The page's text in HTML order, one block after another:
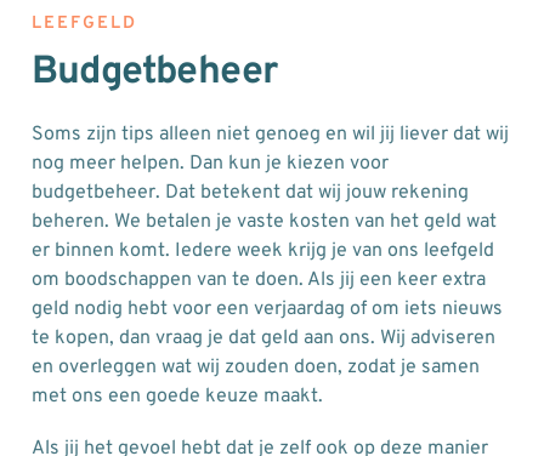
LEEFGELD
Budgetbeheer
Soms zijn tips alleen niet genoeg en wil jij liever dat wij
nog meer helpen. Dan kun je kiezen voor
budgetbeheer. Dat betekent dat wij jouw rekening
beheren. We betalen je vaste kosten van het geld wat
er binnen komt. Iedere week krijg je van ons leefgeld
om boodschappen van te doen. Als jij een keer extra
geld nodig hebt voor een verjaardag of om iets nieuws
te kopen, dan vraag je dat geld aan ons. Wij adviseren
en overleggen wat wij zouden doen, zodat je samen
met ons een goede keuze maakt.
Als jij het gevoel hebt dat je zelf ook op deze manier